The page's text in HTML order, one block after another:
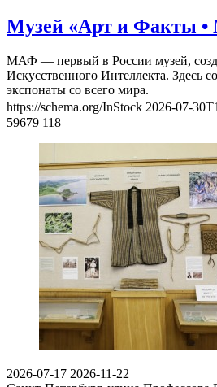
Музей «Арт и Факты
МАФ — первый в России музей,
Искусственного Интеллекта. Здесь
экспонаты со всего мира.
https://schema.org/InStock 2026-07-
59679 118
2026-07-17 2026-11-22